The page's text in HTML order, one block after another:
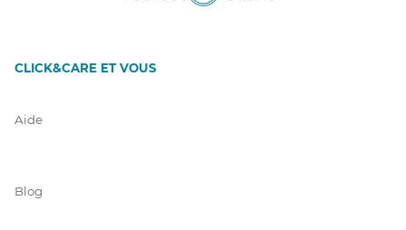
CLICK&CARE ET VOUS
Aide
Blog